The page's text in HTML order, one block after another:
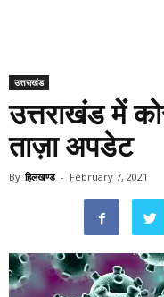
उत्तराखंड
उत्तराखंड में
ताज़ा अपडेट
By हिलखण्ड - February 7, 2021